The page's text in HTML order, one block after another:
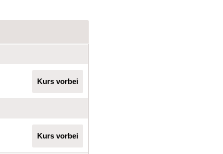
Kurs vorbei
Kurs vorbei